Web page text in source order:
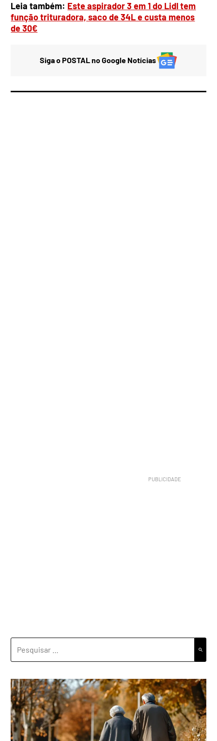
Leia também: Este aspirador 3 em 1 do Lidl tem
função trituradora, saco de 34L e custa menos
de 30€
Siga o POSTAL no Google Notícias
POR: